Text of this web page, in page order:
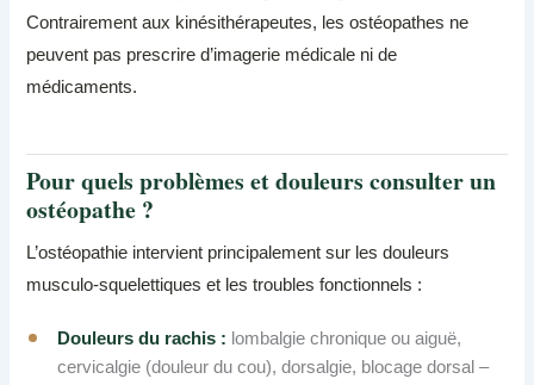
Contrairement aux kinésithérapeutes, les ostéopathes ne
peuvent pas prescrire d’imagerie médicale ni de
médicaments.
Pour quels problèmes et douleurs consulter un
ostéopathe ?
L’ostéopathie intervient principalement sur les douleurs
musculo-squelettiques et les troubles fonctionnels :
Douleurs du rachis : lombalgie chronique ou aiguë,
cervicalgie (douleur du cou), dorsalgie, blocage dorsal –